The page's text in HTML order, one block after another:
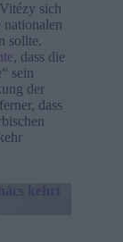
sich
nationalen
sollte.
, dass die
sein
der
dass
kehrt